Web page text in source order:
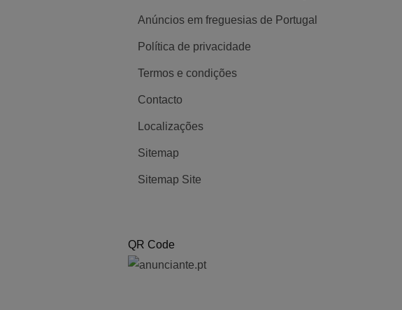
Anúncios em freguesias de Portugal
Política de privacidade
Termos e condições
Contacto
Localizações
Sitemap
Sitemap Site
QR Code